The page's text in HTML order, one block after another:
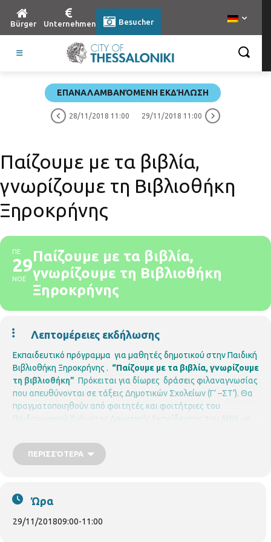
Bürger Unternehmen Besucher
ΕΠΑΝΑΛΑΜΒΑΝΌΜΕΝΗ ΕΚΔΉΛΩΣΗ
28/11/2018 11:00 29/11/2018 11:00
Παίζουμε με τα βιβλία,
γνωρίζουμε τη Βιβλιοθήκη
Ξηροκρήνης
ΠΕ
29
ΝΟΕ
Παίζουμε με τα βιβλία,
γνωρίζουμε τη Βιβλιοθήκη
Ξηροκρήνης
Λεπτομέρειες εκδήλωσης
Εκπαιδευτικό πρόγραμμα για μαθητές δημοτικού στην Παιδική
Βιβλιοθήκη Ξηροκρήνης . “Παίζουμε με τα βιβλία, γνωρίζουμε
τη βιβλιοθήκη” Πρόκειται για δίωρες δράσεις φιλαναγνωσίας
που απευθύνονται σε τάξεις Δημοτικών Σχολείων (Γ’ –ΣΤ’). Θα
πραγματοποιηθούν από φοιτητές και φοιτήτριες του
Παιδαγωγικού Τμήματος Δημοτικής Εκπαίδευσης του ΑΠΘ, με
στο πλαίσιο του μαθήματος «Διδακτική της λογοτεχνίας». Ο
σκοπός των δράσεων είναι να γνωρίσουν οι μαθητές διάφορα
γνωρίσουν τον τρόπο λειτουργίας μιας βιβλιοθήκης με
απώτερο σκοπό να εγγραφούν ως χρήστες της.
Αποστολίδου είναι καθηγήτρια Νεοελληνικής Λογοτεχνίας και
ΠΕΡΙΣΣΌΤΕΡΑ
Ώρα
29/11/201809:00-11:00